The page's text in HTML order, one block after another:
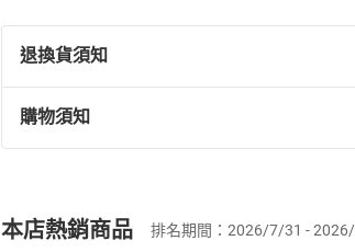
退換貨須知
退換貨規定：
(一)依消費者保護法第19條第1項後段
(二)消費者訂購本店鋪之商品即代表
購物須知
本店熱銷商品 排名期間：2026/7/31 -